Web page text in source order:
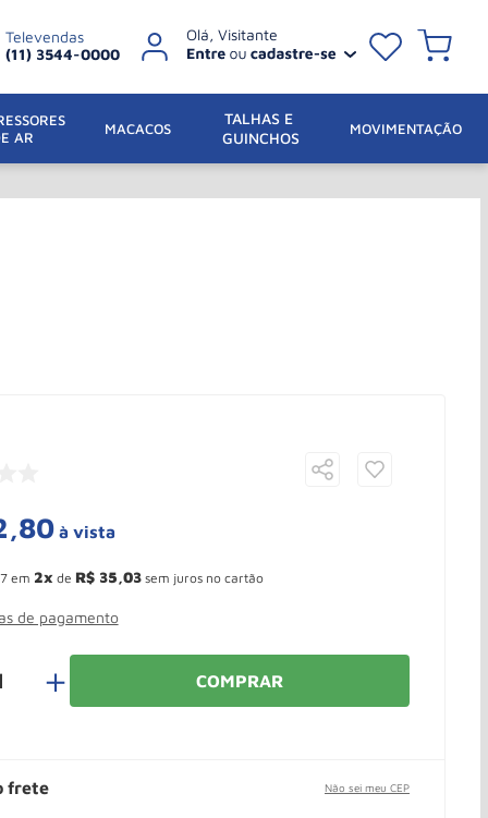
Televendas
(11) 3544-0000
AR
MACACOS
TALHAS E
GUINCHOS
MOVIMENTAÇÃO
,80à vista
em 2 de R$ 35,03sem juros no cartão
de pagamento
＋ COMPRAR
frete Não sei meu CEP